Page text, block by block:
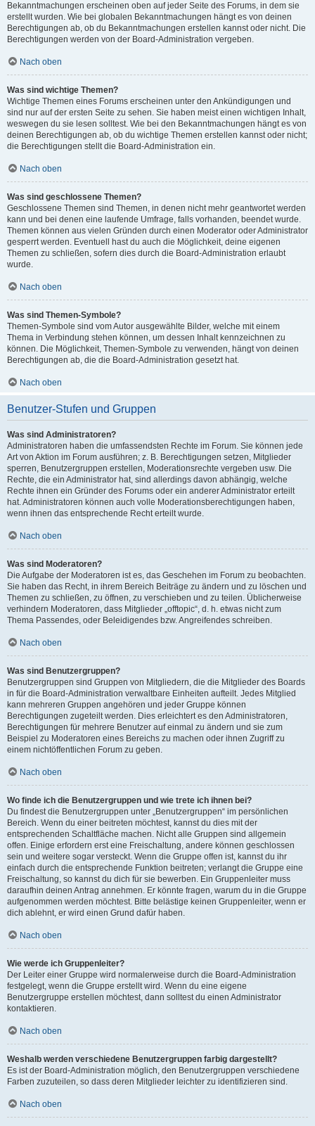
Bekanntmachungen erscheinen oben auf jeder Seite des Forums, in dem sie
erstellt wurden. Wie bei globalen Bekanntmachungen hängt es von deinen
Berechtigungen ab, ob du Bekanntmachungen erstellen kannst oder nicht. Die
Berechtigungen werden von der Board-Administration vergeben.
Nach oben
Was sind wichtige Themen?
Wichtige Themen eines Forums erscheinen unter den Ankündigungen und
sind nur auf der ersten Seite zu sehen. Sie haben meist einen wichtigen Inhalt,
weswegen du sie lesen solltest. Wie bei den Bekanntmachungen hängt es von
deinen Berechtigungen ab, ob du wichtige Themen erstellen kannst oder nicht;
die Berechtigungen stellt die Board-Administration ein.
Nach oben
Was sind geschlossene Themen?
Geschlossene Themen sind Themen, in denen nicht mehr geantwortet werden
kann und bei denen eine laufende Umfrage, falls vorhanden, beendet wurde.
Themen können aus vielen Gründen durch einen Moderator oder Administrator
gesperrt werden. Eventuell hast du auch die Möglichkeit, deine eigenen
Themen zu schließen, sofern dies durch die Board-Administration erlaubt
wurde.
Nach oben
Was sind Themen-Symbole?
Themen-Symbole sind vom Autor ausgewählte Bilder, welche mit einem
Thema in Verbindung stehen können, um dessen Inhalt kennzeichnen zu
können. Die Möglichkeit, Themen-Symbole zu verwenden, hängt von deinen
Berechtigungen ab, die die Board-Administration gesetzt hat.
Nach oben
Benutzer-Stufen und Gruppen
Was sind Administratoren?
Administratoren haben die umfassendsten Rechte im Forum. Sie können jede
Art von Aktion im Forum ausführen; z. B. Berechtigungen setzen, Mitglieder
sperren, Benutzergruppen erstellen, Moderationsrechte vergeben usw. Die
Rechte, die ein Administrator hat, sind allerdings davon abhängig, welche
Rechte ihnen ein Gründer des Forums oder ein anderer Administrator erteilt
hat. Administratoren können auch volle Moderationsberechtigungen haben,
wenn ihnen das entsprechende Recht erteilt wurde.
Nach oben
Was sind Moderatoren?
Die Aufgabe der Moderatoren ist es, das Geschehen im Forum zu beobachten.
Sie haben das Recht, in ihrem Bereich Beiträge zu ändern und zu löschen und
Themen zu schließen, zu öffnen, zu verschieben und zu teilen. Üblicherweise
verhindern Moderatoren, dass Mitglieder „offtopic“, d. h. etwas nicht zum
Thema Passendes, oder Beleidigendes bzw. Angreifendes schreiben.
Nach oben
Was sind Benutzergruppen?
Benutzergruppen sind Gruppen von Mitgliedern, die die Mitglieder des Boards
in für die Board-Administration verwaltbare Einheiten aufteilt. Jedes Mitglied
kann mehreren Gruppen angehören und jeder Gruppe können
Berechtigungen zugeteilt werden. Dies erleichtert es den Administratoren,
Berechtigungen für mehrere Benutzer auf einmal zu ändern und sie zum
Beispiel zu Moderatoren eines Bereichs zu machen oder ihnen Zugriff zu
einem nichtöffentlichen Forum zu geben.
Nach oben
Wo finde ich die Benutzergruppen und wie trete ich ihnen bei?
Du findest die Benutzergruppen unter „Benutzergruppen“ im persönlichen
Bereich. Wenn du einer beitreten möchtest, kannst du dies mit der
entsprechenden Schaltfläche machen. Nicht alle Gruppen sind allgemein
offen. Einige erfordern erst eine Freischaltung, andere können geschlossen
sein und weitere sogar versteckt. Wenn die Gruppe offen ist, kannst du ihr
einfach durch die entsprechende Funktion beitreten; verlangt die Gruppe eine
Freischaltung, so kannst du dich für sie bewerben. Ein Gruppenleiter muss
daraufhin deinen Antrag annehmen. Er könnte fragen, warum du in die Gruppe
aufgenommen werden möchtest. Bitte belästige keinen Gruppenleiter, wenn er
dich ablehnt, er wird einen Grund dafür haben.
Nach oben
Wie werde ich Gruppenleiter?
Der Leiter einer Gruppe wird normalerweise durch die Board-Administration
festgelegt, wenn die Gruppe erstellt wird. Wenn du eine eigene
Benutzergruppe erstellen möchtest, dann solltest du einen Administrator
kontaktieren.
Nach oben
Weshalb werden verschiedene Benutzergruppen farbig dargestellt?
Es ist der Board-Administration möglich, den Benutzergruppen verschiedene
Farben zuzuteilen, so dass deren Mitglieder leichter zu identifizieren sind.
Nach oben